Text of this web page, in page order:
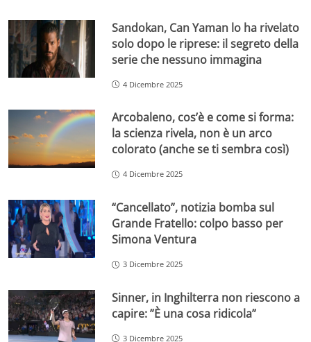
Sandokan, Can Yaman lo ha rivelato
solo dopo le riprese: il segreto della
serie che nessuno immagina
4 Dicembre 2025
Arcobaleno, cos’è e come si forma:
la scienza rivela, non è un arco
colorato (anche se ti sembra così)
4 Dicembre 2025
“Cancellato”, notizia bomba sul
Grande Fratello: colpo basso per
Simona Ventura
3 Dicembre 2025
Sinner, in Inghilterra non riescono a
capire: ”È una cosa ridicola”
3 Dicembre 2025